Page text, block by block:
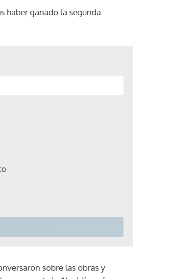
haber ganado la segunda
sobre las obras y